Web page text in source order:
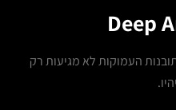
Deep
העמוקות לא מגיעות רק